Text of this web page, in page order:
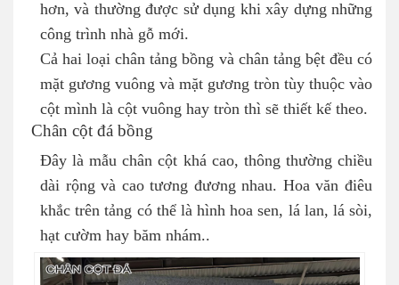
hơn, và thường được sử dụng khi xây dựng những
công trình nhà gỗ mới.
Cả hai loại chân tảng bồng và chân tảng bệt đều có
mặt gương vuông và mặt gương tròn tùy thuộc vào
cột mình là cột vuông hay tròn thì sẽ thiết kế theo.
Chân cột đá bồng
Đây là mẫu chân cột khá cao, thông thường chiều
dài rộng và cao tương đương nhau. Hoa văn điêu
khắc trên tảng có thể là hình hoa sen, lá lan, lá sòi,
hạt cườm hay băm nhám..